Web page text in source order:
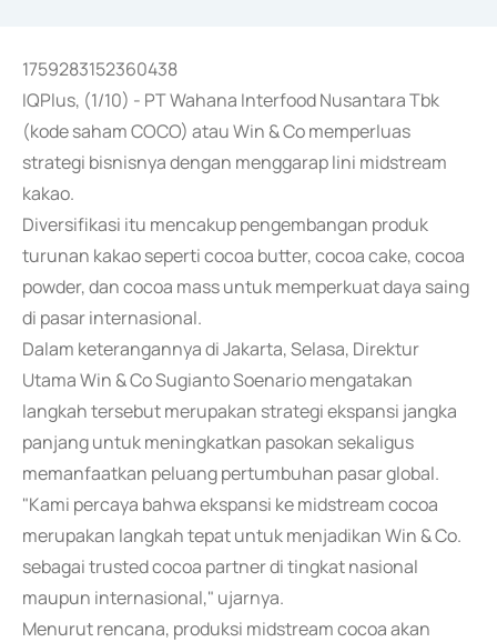
1759283152360438
IQPlus, (1/10) - PT Wahana Interfood Nusantara Tbk
(kode saham COCO) atau Win & Co memperluas
strategi bisnisnya dengan menggarap lini midstream
kakao.
Diversifikasi itu mencakup pengembangan produk
turunan kakao seperti cocoa butter, cocoa cake, cocoa
powder, dan cocoa mass untuk memperkuat daya saing
di pasar internasional.
Dalam keterangannya di Jakarta, Selasa, Direktur
Utama Win & Co Sugianto Soenario mengatakan
langkah tersebut merupakan strategi ekspansi jangka
panjang untuk meningkatkan pasokan sekaligus
memanfaatkan peluang pertumbuhan pasar global.
"Kami percaya bahwa ekspansi ke midstream cocoa
merupakan langkah tepat untuk menjadikan Win & Co.
sebagai trusted cocoa partner di tingkat nasional
maupun internasional," ujarnya.
Menurut rencana, produksi midstream cocoa akan